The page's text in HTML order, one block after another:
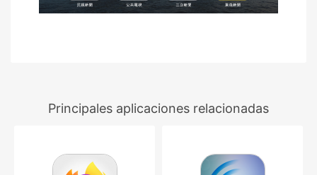
Principales aplicaciones relacionadas